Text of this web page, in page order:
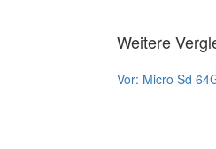
Weitere
Vor: Micro Sd